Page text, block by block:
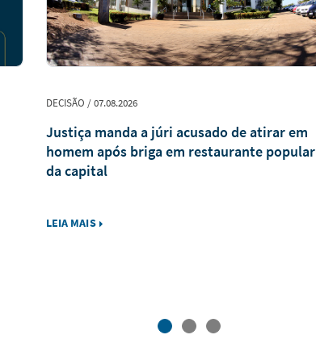
DECISÃO / 07.08.2026
Justiça manda a júri acusado de atirar em
homem após briga em restaurante popular
da capital
LEIA MAIS